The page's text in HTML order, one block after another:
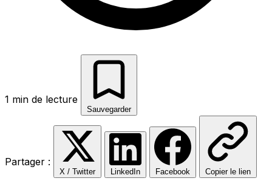
1 min de lecture
Sauvegarder
Partager :
X / Twitter LinkedIn Facebook Copier le lien